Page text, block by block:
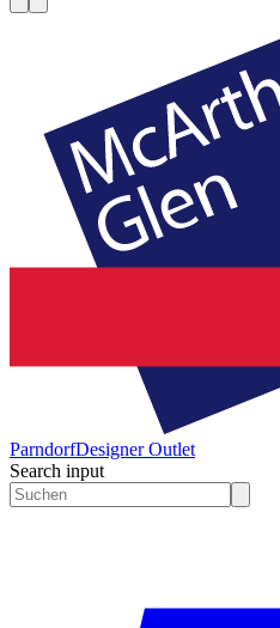
ParndorfDesigner Outlet
Search input